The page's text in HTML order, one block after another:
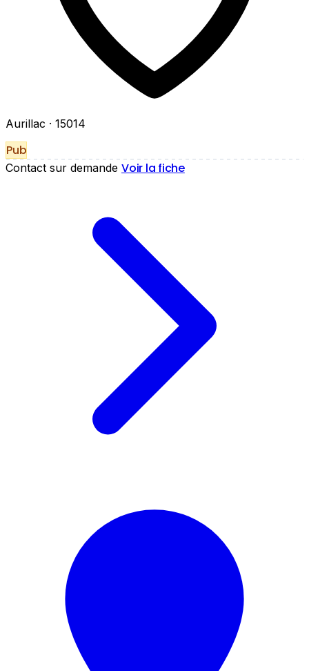
Aurillac · 15014
Pub
Contact sur demande Voir la fiche